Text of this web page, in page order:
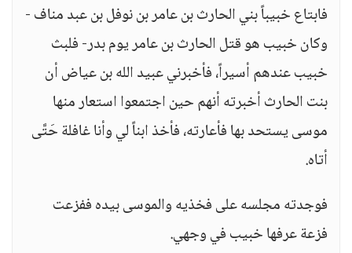
فابتاع خبيباً بني الحارث بن عامر بن نوفل بن عبد مناف -
وكان خبيب هو قتل الحارث بن عامر يوم بدر- فلبث
خبيب عندهم أسيراً، فأخبرني عبيد الله بن عياض أن
بنت الحارث أخبرته أنهم حين اجتمعوا استعار منها
موسى يستحد بها فأعارته، فأخذ ابناً لي وأنا غافلة حَتَّى
أتاه.
فوجدته مجلسه على فخذيه والموسى بيده ففزعت
فزعة عرفها خبيب في وجهي.